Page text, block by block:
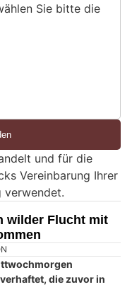
Sie bitte die
und für die
Vereinbarung Ihrer
verwendet.
wilder Flucht mit
die zuvor in